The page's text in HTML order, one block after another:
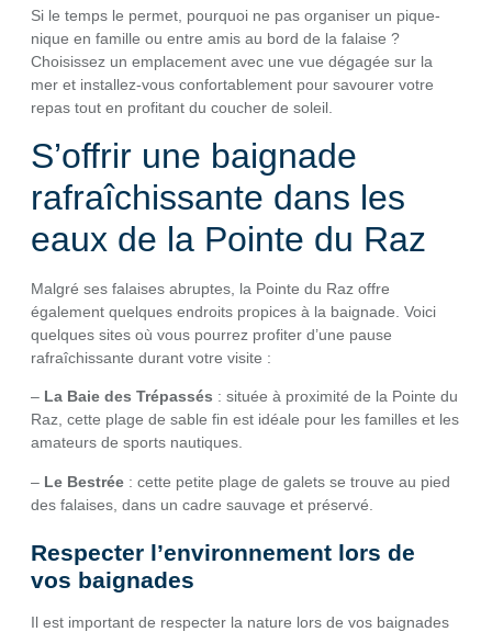
Si le temps le permet, pourquoi ne pas organiser un pique-
nique en famille ou entre amis au bord de la falaise ?
Choisissez un emplacement avec une vue dégagée sur la
mer et installez-vous confortablement pour savourer votre
repas tout en profitant du coucher de soleil.
S’offrir une baignade
rafraîchissante dans les
eaux de la Pointe du Raz
Malgré ses falaises abruptes, la Pointe du Raz offre
également quelques endroits propices à la baignade. Voici
quelques sites où vous pourrez profiter d’une pause
rafraîchissante durant votre visite :
– La Baie des Trépassés : située à proximité de la Pointe du
Raz, cette plage de sable fin est idéale pour les familles et les
amateurs de sports nautiques.
– Le Bestrée : cette petite plage de galets se trouve au pied
des falaises, dans un cadre sauvage et préservé.
Respecter l’environnement lors de
vos baignades
Il est important de respecter la nature lors de vos baignades